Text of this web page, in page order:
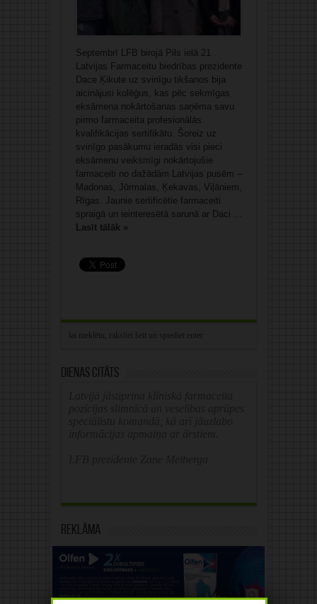
Septembrī LFB birojā Pils ielā 21
Latvijas Farmaceitu biedrības prezidente
Dace Ķikute uz svinīgu tikšanos bija
aicinājusi kolēģus, kas pēc sekmīgas
eksāmena nokārtošanas saņēma savu
pirmo farmaceita profesionālās
kvalifikācijas sertifikātu. Šoreiz uz
svinīgo pasākumu ieradās visi pieci
eksāmenu veiksmīgi nokārtojušie
farmaceiti no dažādām Latvijas pusēm –
Madonas, Jūrmalas, Ķekavas, Viļāniem,
Rīgas. Jaunie sertificētie farmaceiti
spraigā un ieinteresētā sarunā ar Daci ...
Lasīt tālāk »
Dienas citāts
Reklāma